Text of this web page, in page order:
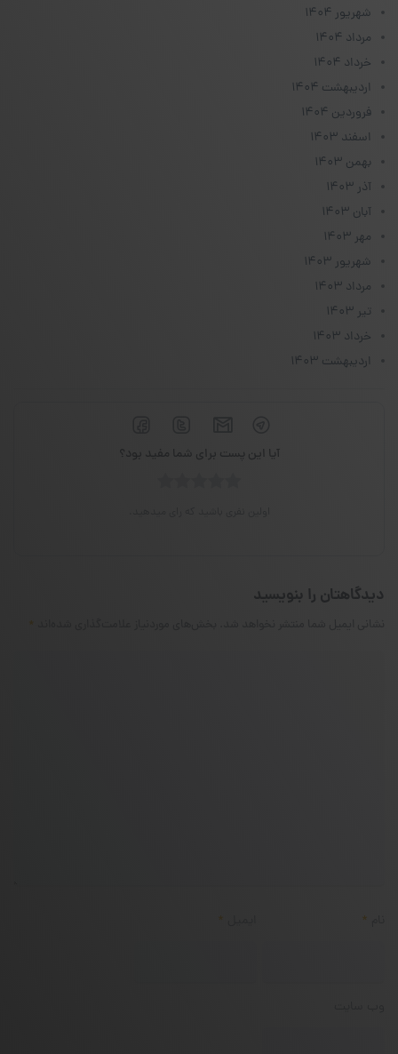
شهریور ۱۴۰۴
مرداد ۱۴۰۴
خرداد ۱۴۰۴
اردیبهشت ۱۴۰۴
فروردین ۱۴۰۴
اسفند ۱۴۰۳
بهمن ۱۴۰۳
آذر ۱۴۰۳
آبان ۱۴۰۳
مهر ۱۴۰۳
شهریور ۱۴۰۳
مرداد ۱۴۰۳
تیر ۱۴۰۳
خرداد ۱۴۰۳
اردیبهشت ۱۴۰۳
آیا این پست برای شما مفید بود؟
دیدگاهتان را بنویسید
*
*
*